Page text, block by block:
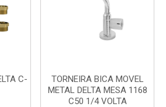
C-
TORNEIRA BICA MOVEL
METAL DELTA MESA 1168
C50 1/4 VOLTA